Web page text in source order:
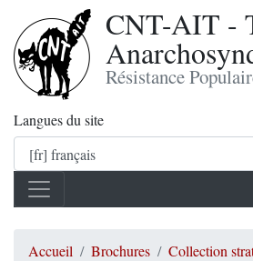
CNT-AIT -
Résistance
Langues du site
Accueil Brochures Collection